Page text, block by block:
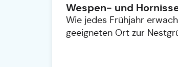
Wespen- und
Wie jedes Frühjahr
geeigneten Ort zur